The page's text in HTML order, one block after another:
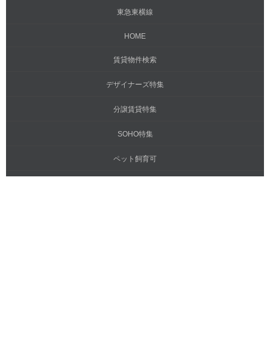
東急東横線
HOME
賃貸物件検索
デザイナーズ特集
分譲賃貸特集
SOHO特集
ペット飼育可